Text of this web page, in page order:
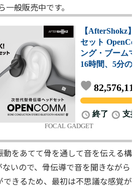
般販売中です。
をあてて骨を通して音を伝える構
いので、骨伝導で音を聞きながら
きるため、最初は不思議な感覚が